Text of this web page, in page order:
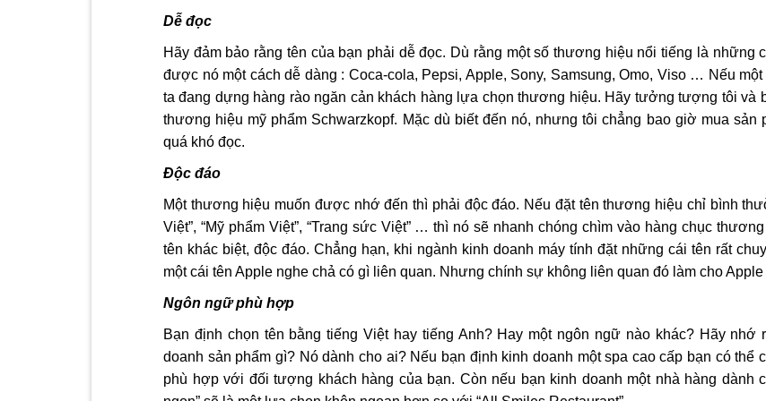
Dễ đọc
Hãy đảm bảo rằng tên của bạn phải dễ đọc. Dù rằng một số thương hiệu nổi tiếng là
được nó một cách dễ dàng : Coca-cola, Pepsi, Apple, Sony, Samsung, Omo, Viso … Nếu
ta đang dựng hàng rào ngăn cản khách hàng lựa chọn thương hiệu. Hãy tưởng tượng tôi và
thương hiệu mỹ phẩm Schwarzkopf. Mặc dù biết đến nó, nhưng tôi chẳng bao giờ mua
quá khó đọc.
Độc đáo
Một thương hiệu muốn được nhớ đến thì phải độc đáo. Nếu đặt tên thương hiệu chỉ bình
Việt”, “Mỹ phẩm Việt”, “Trang sức Việt” … thì nó sẽ nhanh chóng chìm vào hàng chục
tên khác biệt, độc đáo. Chẳng hạn, khi ngành kinh doanh máy tính đặt những cái tên rất
một cái tên Apple nghe chả có gì liên quan. Nhưng chính sự không liên quan đó làm cho
Ngôn ngữ phù hợp
Bạn định chọn tên bằng tiếng Việt hay tiếng Anh? Hay một ngôn ngữ nào khác? Hãy nhớ
doanh sản phẩm gì? Nó dành cho ai? Nếu bạn định kinh doanh một spa cao cấp bạn có thể
phù hợp với đối tượng khách hàng của bạn. Còn nếu bạn kinh doanh một nhà hàng dành